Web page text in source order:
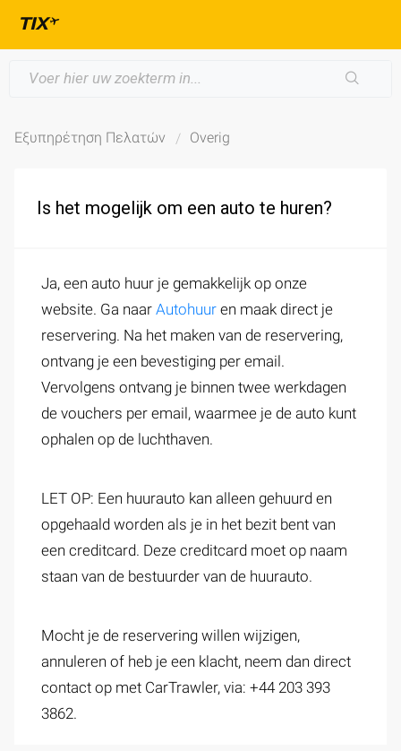
Εξυπηρέτηση Πελατών Overig
Is het mogelijk om een auto te huren?
Ja, een auto huur je gemakkelijk op onze
website. Ga naar Autohuur en maak direct je
reservering. Na het maken van de reservering,
ontvang je een bevestiging per email.
Vervolgens ontvang je binnen twee werkdagen
de vouchers per email, waarmee je de auto kunt
ophalen op de luchthaven.
LET OP: Een huurauto kan alleen gehuurd en
opgehaald worden als je in het bezit bent van
een creditcard. Deze creditcard moet op naam
staan van de bestuurder van de huurauto.
Mocht je de reservering willen wijzigen,
annuleren of heb je een klacht, neem dan direct
contact op met CarTrawler, via: +44 203 393
3862.